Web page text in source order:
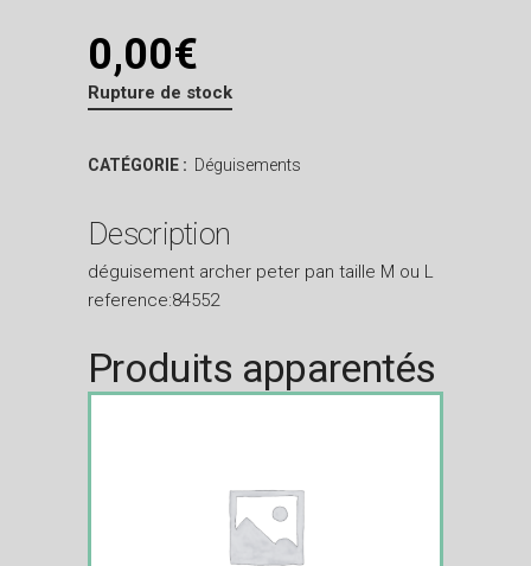
0,00€
Rupture de stock
CATÉGORIE : Déguisements
Description
déguisement archer peter pan taille M ou L
reference:84552
Produits apparentés